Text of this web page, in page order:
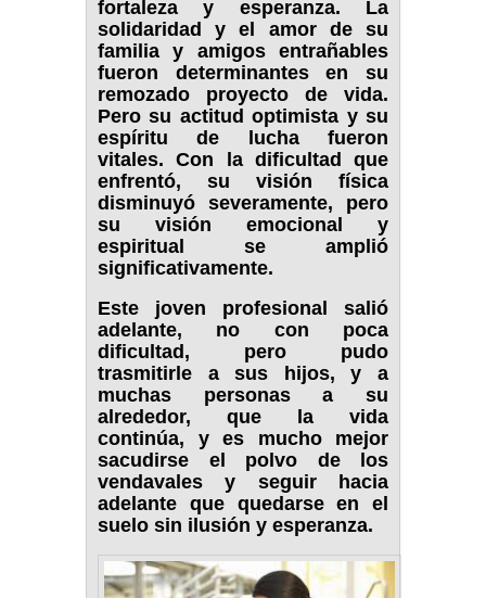
fortaleza y esperanza. La
solidaridad y el amor de su
familia y amigos entrañables
fueron determinantes en su
remozado proyecto de vida.
Pero su actitud optimista y su
espíritu de lucha fueron
vitales. Con la dificultad que
enfrentó, su visión física
disminuyó severamente, pero
su visión emocional y
espiritual se amplió
significativamente.
Este joven profesional salió
adelante, no con poca
dificultad, pero pudo
trasmitirle a sus hijos, y a
muchas personas a su
alrededor, que la vida
continúa, y es mucho mejor
sacudirse el polvo de los
vendavales y seguir hacia
adelante que quedarse en el
suelo sin ilusión y esperanza.